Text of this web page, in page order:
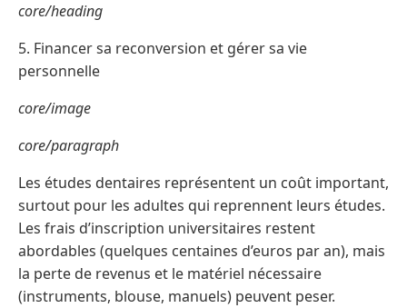
core/heading
5. Financer sa reconversion et gérer sa vie
personnelle
core/image
core/paragraph
Les études dentaires représentent un coût important,
surtout pour les adultes qui reprennent leurs études.
Les frais d’inscription universitaires restent
abordables (quelques centaines d’euros par an), mais
la perte de revenus et le matériel nécessaire
(instruments, blouse, manuels) peuvent peser.